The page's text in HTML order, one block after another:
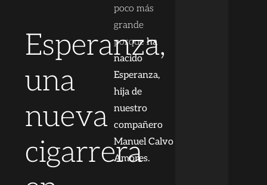
Esperanza,
una
nueva
cigarrera
poco más
grande
porque ha
nacido
Esperanza,
hija de
nuestro
compañero
Manuel Calvo
Amores.